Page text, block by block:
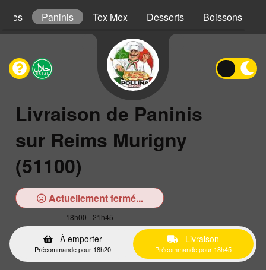
Paninis Tex Mex Desserts Boissons
Livraison de Paninis
sur Reims Murigny
(51100)
Actuellement fermé...
18h00 - 21h45
À emporter
Précommande pour 18h20
Livraison
Précommande pour 18h45